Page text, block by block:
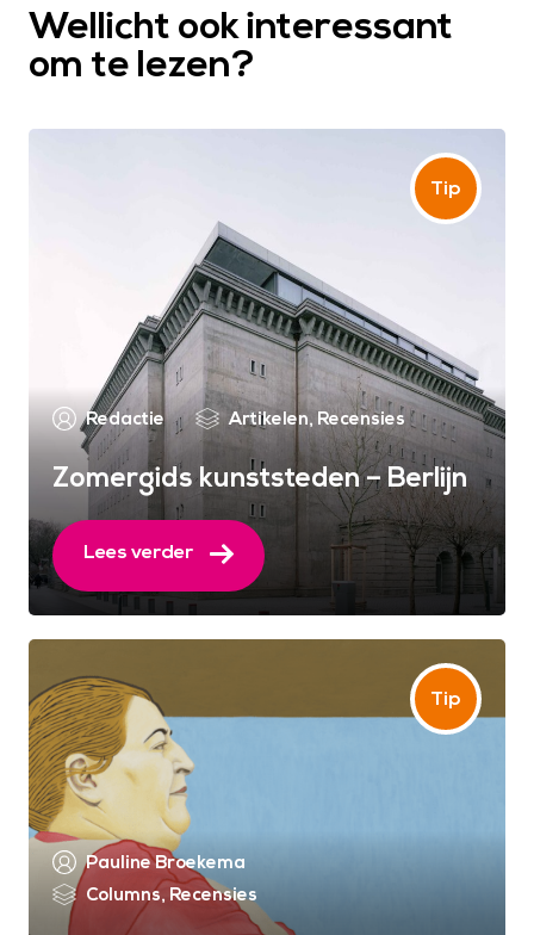
Wellicht ook interessant
om te lezen?
Redactie Artikelen, Recensies
Zomergids kunststeden – Berlijn
Lees verder
Pauline Broekema
Columns, Recensies